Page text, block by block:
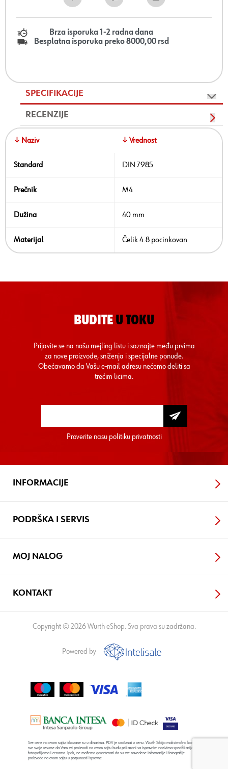
Brza isporuka 1-2 radna dana
Besplatna isporuka preko 8000,00 rsd
SPECIFIKACIJE
RECENZIJE
↓ Naziv ↓ Vrednost
Standard DIN 7985
Prečnik M4
Dužina 40 mm
Materijal Čelik 4.8 pocinkovan
BUDITE U TOKU
Prijavite se na našu mejling listu i saznajte među prvima
za nove proizvode, sniženja i specijalne ponude.
Obećavamo da Vašu e-mail adresu nećemo deliti sa
trećim licima.
Proverite nasu politiku privatnosti
INFORMACIJE
PODRŠKA I SERVIS
MOJ NALOG
KONTAKT
Copyright © 2026 Wurth eShop. Sva prava su zadržana.
Powered by
Sve cene na ovom sajtu iskazane su u dinarima. PDV je uračunat u cenu. Wurth Srbija maksimalno koristi
sve svoje resurse da Vam svi proizvodi na ovom sajtu budu prikazani sa ispravnim nazivima specifikacija,
fotografijama i cenama. Ipak, ne možemo garantovati da su sve navedene informacije i fotografije
proizvoda na ovom sajtu u potpunosti ispravne